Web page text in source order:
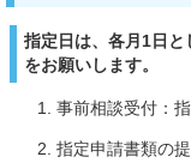
指定日は、各月1日と
をお願いします。
事前相談受付：
指定申請書類の